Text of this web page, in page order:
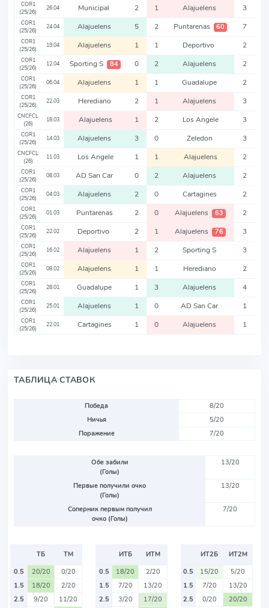
COR1
(25/26)
26.04 Municipal 2 1 Alajuelens 3
COR1
(25/26)
24.04 Alajuelens 5 2 Puntarenas 60 7
COR1
(25/26)
19.04 Alajuelens 1 1 Deportivo 2
COR1
(25/26)
12.04 Sporting S 84 0 2 Alajuelens 2
COR1
(25/26)
06.04 Alajuelens 1 1 Guadalupe 2
COR1
(25/26)
22.03 Herediano 2 1 Alajuelens 3
CNCFCL
(26)
18.03 Alajuelens 1 2 Los Angele 3
COR1
(25/26)
14.03 Alajuelens 3 0 Zeledon 3
CNCFCL
(26)
11.03 Los Angele 1 1 Alajuelens 2
COR1
(25/26)
08.03 AD San Car 0 2 Alajuelens 2
COR1
(25/26)
04.03 Alajuelens 2 0 Cartagines 2
COR1
(25/26)
01.03 Puntarenas 2 0 Alajuelens 63 2
COR1
(25/26)
22.02 Deportivo 2 1 Alajuelens 76 3
COR1
(25/26)
16.02 Alajuelens 1 2 Sporting S 3
COR1
(25/26)
08.02 Alajuelens 1 1 Herediano 2
COR1
(25/26)
28.01 Guadalupe 1 3 Alajuelens 4
COR1
(25/26)
25.01 Alajuelens 1 0 AD San Car 1
COR1
(25/26)
22.01 Cartagines 1 0 Alajuelens 1
ТАБЛИЦА СТАВОК
Победа
8/20
Ничья
5/20
Поражение
7/20
Обе забили
(Голы)
13/20
Первые получили очко
(Голы)
13/20
Соперник первым получил
очко (Голы)
7/20
ТБ
ТМ
0.5
20/20
0/20
1.5
18/20
2/20
2.5
9/20
11/20
ИТБ
ИТМ
0.5
18/20
2/20
1.5
7/20
13/20
2.5
3/20
17/20
ИТ2Б
ИТ2М
0.5
15/20
5/20
1.5
7/20
13/20
2.5
0/20 20/20